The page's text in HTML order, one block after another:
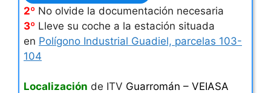
2º No olvide la documentación necesaria
3º Lleve su coche a la estación situada
en Polígono Industrial Guadiel, parcelas 103-
104
Localización de ITV Guarromán – VEIASA